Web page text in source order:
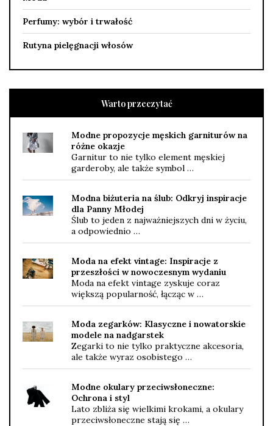
Perfumy: wybór i trwałość
Rutyna pielęgnacji włosów
Warto przeczytać
Modne propozycje męskich garniturów na
różne okazje
Garnitur to nie tylko element męskiej
garderoby, ale także symbol …
Modna biżuteria na ślub: Odkryj inspiracje
dla Panny Młodej
Ślub to jeden z najważniejszych dni w życiu,
a odpowiednio …
Moda na efekt vintage: Inspiracje z
przeszłości w nowoczesnym wydaniu
Moda na efekt vintage zyskuje coraz
większą popularność, łącząc w …
Moda zegarków: Klasyczne i nowatorskie
modele na nadgarstek
Zegarki to nie tylko praktyczne akcesoria,
ale także wyraz osobistego …
Modne okulary przeciwsłoneczne:
Ochrona i styl
Lato zbliża się wielkimi krokami, a okulary
przeciwsłoneczne stają się …